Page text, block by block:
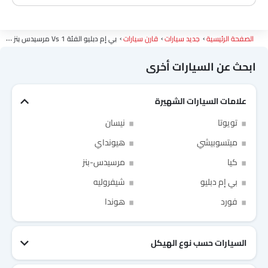
الصفحة الرئيسية جديد سيارات قارن سيارات بي إم دبليو الفئة 1 Vs مرسيدس بنز الفئة أي
ابحث عن السيارات أخرى
علامات السيارات الشهيرة
تويوتا
نيسان
ميتسوبيشي
هيونداي
كيا
مرسيدس-بنز
بي إم دبليو
شيفروليه
فورد
هوندا
السيارات حسب نوع الهيكل
I have read and agree to theشروط الاستخدامand سياسة
Link Your Google Account